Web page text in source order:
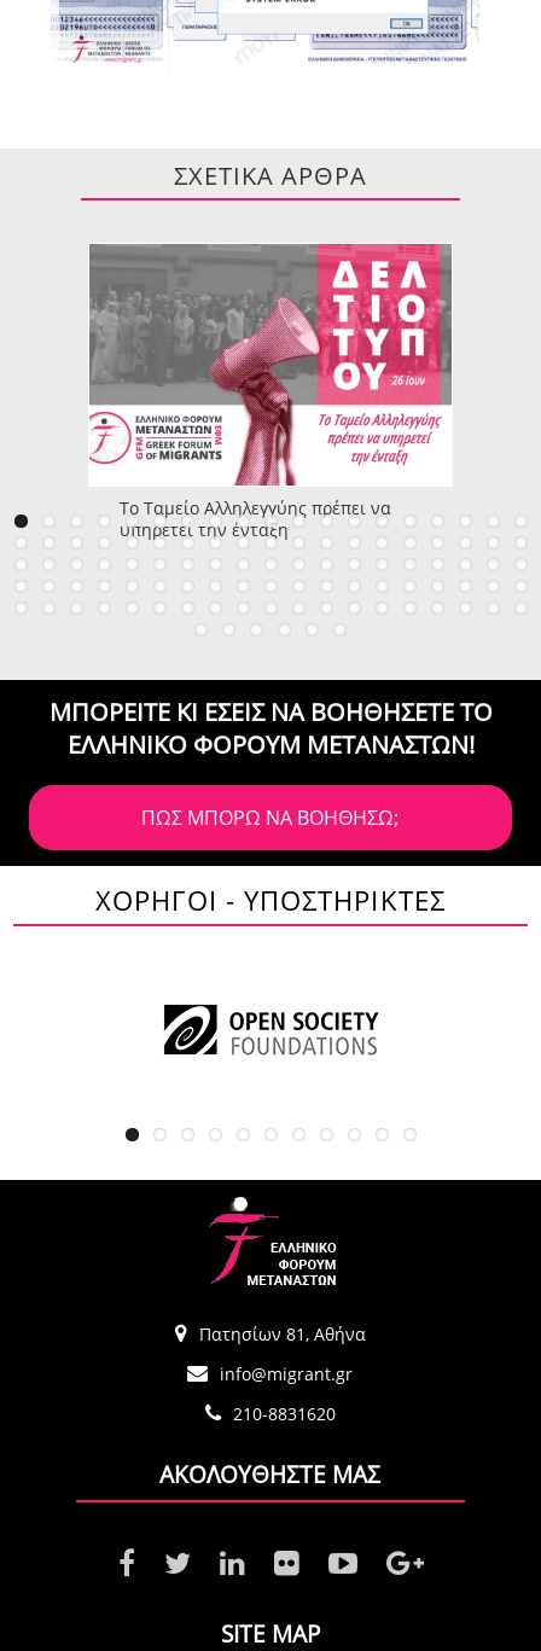
ΣΧΕΤΙΚΑ ΑΡΘΡΑ
Το Ταμείο Αλληλεγγύης πρέπει να
υπηρετεί την ένταξη
ΜΠΟΡΕΙΤΕ ΚΙ ΕΣΕΙΣ ΝΑ ΒΟΗΘΗΣΕΤΕΤΟ
ΕΛΛΗΝΙΚΟ ΦΟΡΟΥΜ ΜΕΤΑΝΑΣΤΩΝ!
ΠΩΣ ΜΠΟΡΩ ΝΑ ΒΟΗΘΗΣΩ;
ΧΟΡΗΓΟΙ - ΥΠΟΣΤΗΡΙΚΤΕΣ
Πατησίων 81, Αθήνα
info@migrant.gr
210-8831620
ΑΚΟΛΟΥΘΗΣΤΕ ΜΑΣ
SITE MAP